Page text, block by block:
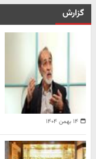
گزارش
۱۴ بهمن ۱۴۰۴